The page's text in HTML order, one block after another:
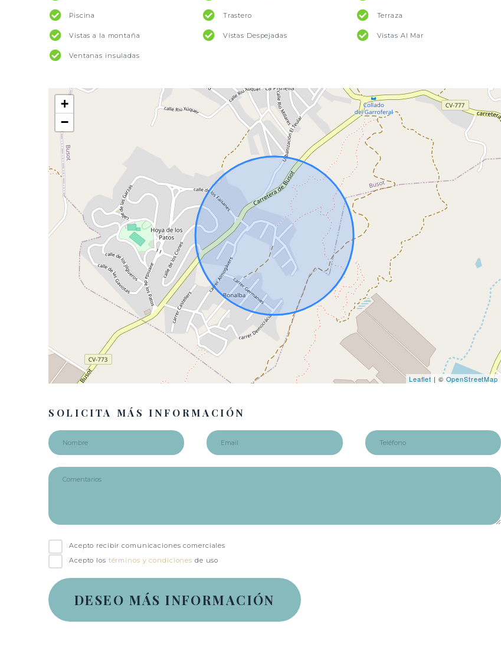
Piscina Trastero Terraza
Vistas a la montaña Vistas Despejadas Vistas Al Mar
Ventanas insuladas
+
−
Leaflet | © OpenStreetMap
SOLICITA MÁS INFORMACIÓN
Acepto recibir comunicaciones comerciales
Acepto los términos y condiciones de uso